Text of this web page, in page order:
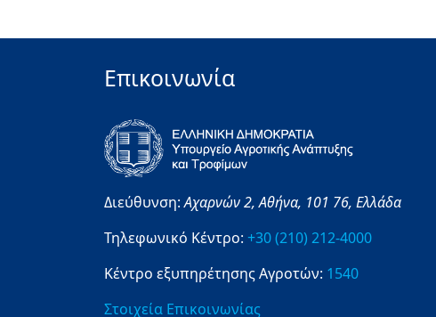
Επικοινωνία
Διεύθυνση:Αχαρνών 2,Αθήνα, 101 76, Ελλάδα
Τηλεφωνικό Κέντρο: +30 (210) 212-4000
Κέντρο εξυπηρέτησης Αγροτών: 1540
Στοιχεία Επικοινωνίας